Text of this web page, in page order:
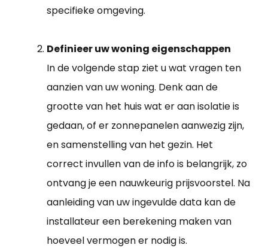
specifieke omgeving.
Definieer uw woning eigenschappen
In de volgende stap ziet u wat vragen ten
aanzien van uw woning. Denk aan de
grootte van het huis wat er aan isolatie is
gedaan, of er zonnepanelen aanwezig zijn,
en samenstelling van het gezin. Het
correct invullen van de info is belangrijk, zo
ontvang je een nauwkeurig prijsvoorstel. Na
aanleiding van uw ingevulde data kan de
installateur een berekening maken van
hoeveel vermogen er nodig is.